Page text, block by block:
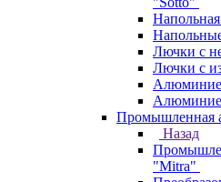
Лючки с
Лючки с
Промышленная
Назад
"Mitra"